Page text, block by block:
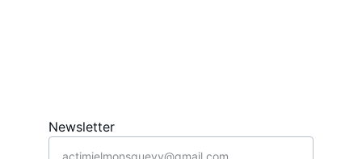
Newsletter